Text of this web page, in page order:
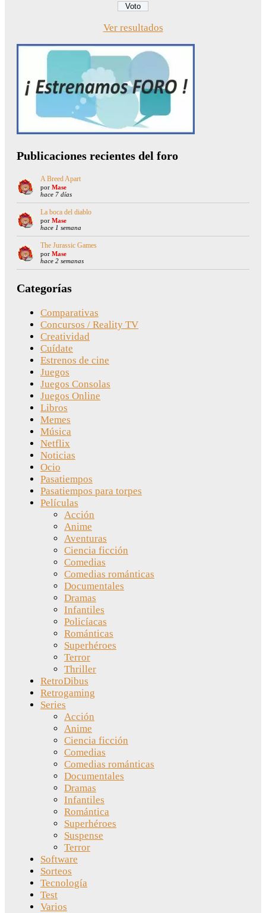
Ver resultados
Publicaciones recientes del foro
A Breed Apart
por Mase
hace 7 días
La boca del diablo
por Mase
hace 1 semana
The Jurassic Games
por Mase
hace 2 semanas
Categorías
Comparativas
Concursos / Reality TV
Creatividad
Cuídate
Estrenos de cine
Juegos
Juegos Consolas
Juegos Online
Libros
Memes
Música
Netflix
Noticias
Ocio
Pasatiempos
Pasatiempos para torpes
Películas
Acción
Anime
Aventuras
Ciencia ficción
Comedias
Comedias románticas
Documentales
Dramas
Infantiles
Policíacas
Románticas
Superhéroes
Terror
Thriller
RetroDibus
Retrogaming
Series
Acción
Anime
Ciencia ficción
Comedias
Comedias románticas
Documentales
Dramas
Infantiles
Romántica
Superhéroes
Suspense
Terror
Software
Sorteos
Tecnología
Test
Varios